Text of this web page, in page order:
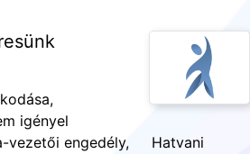
igényel
vezetői engedély, Hatvani